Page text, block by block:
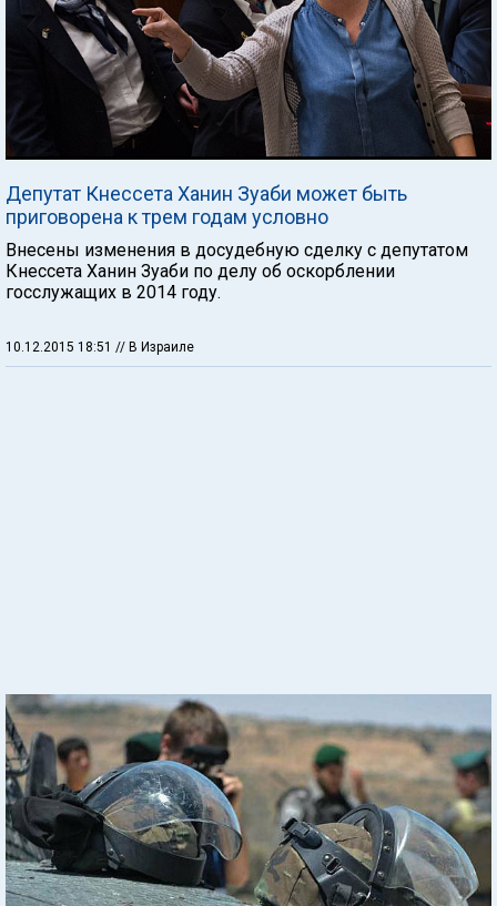
Депутат Кнессета Ханин Зуаби может быть
приговорена к трем годам условно
Внесены изменения в досудебную сделку с депутатом
Кнессета Ханин Зуаби по делу об оскорблении
госслужащих в 2014 году.
10.12.2015 18:51 // В Израиле